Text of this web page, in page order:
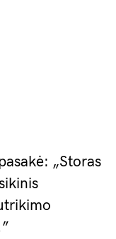
„Storas